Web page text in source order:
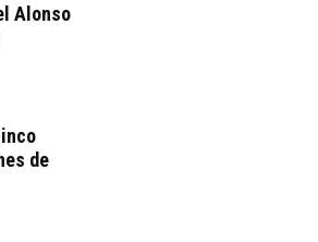
Alonso
de